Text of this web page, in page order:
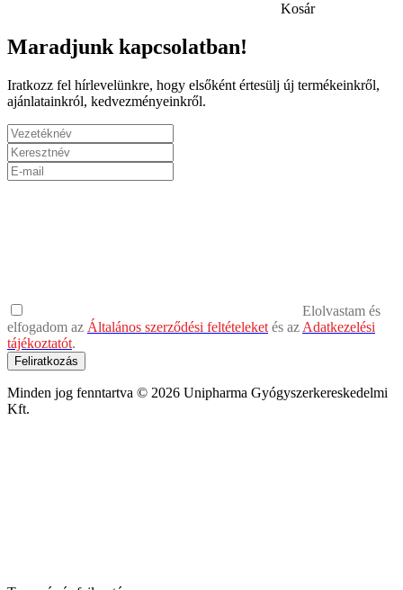
Kosár
Maradjunk kapcsolatban!
Iratkozz fel hírlevelünkre, hogy elsőként értesülj új termékeinkről,
ajánlatainkról, kedvezményeinkről.
Elolvastam és
elfogadom az Általános szerződési feltételeket és az Adatkezelési
tájékoztatót.
Feliratkozás
Minden jog fenntartva © 2026 Unipharma Gyógyszerkereskedelmi
Kft.